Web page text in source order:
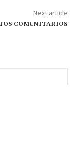
Next article
COMUNITARIOS